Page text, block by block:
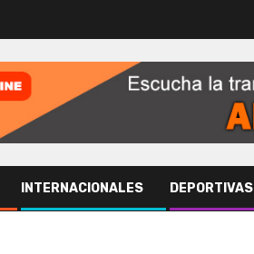
INTERNACIONALES DEPORTIVAS